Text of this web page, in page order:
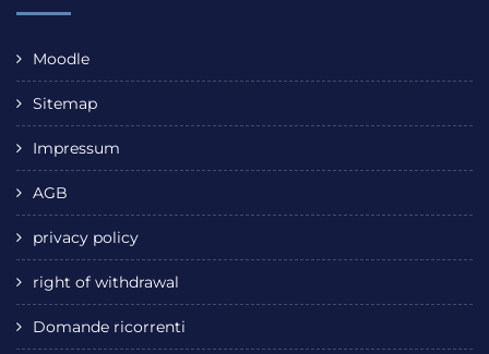
Moodle
Sitemap
Impressum
AGB
privacy policy
right of withdrawal
Domande ricorrenti